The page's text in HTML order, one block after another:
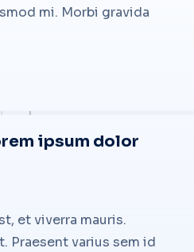
mi. Morbi gravida
ipsum dolor
et viverra mauris.
Praesent varius sem id